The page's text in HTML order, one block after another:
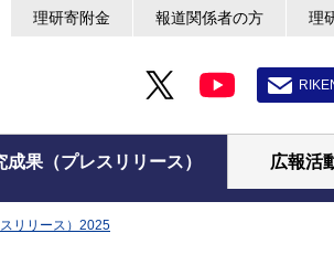
理研寄附金 報道関係者の方 理
成果（プレスリリース） 広報活
リリース）2025